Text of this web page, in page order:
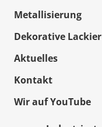
Metallisierung
Dekorative
Aktuelles
Kontakt
Wir auf YouTube